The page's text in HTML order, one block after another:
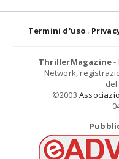
Termini d'uso
ThrillerMagazine-
Network,
del
©2003